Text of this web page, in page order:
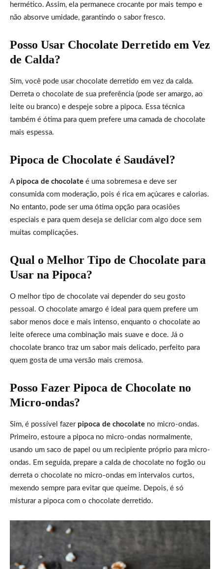
hermético. Assim, ela permanece crocante por mais tempo e
não absorve umidade, garantindo o sabor fresco.
Posso Usar Chocolate Derretido em Vez
de Calda?
Sim, você pode usar chocolate derretido em vez da calda.
Derreta o chocolate de sua preferência (pode ser amargo, ao
leite ou branco) e despeje sobre a pipoca. Essa técnica
também é ótima para quem prefere uma camada de chocolate
mais espessa.
Pipoca de Chocolate é Saudável?
A pipoca de chocolate é uma sobremesa e deve ser
consumida com moderação, pois é rica em açúcares e calorias.
No entanto, pode ser uma ótima opção para ocasiões
especiais e para quem deseja se deliciar com algo doce sem
muitas complicações.
Qual o Melhor Tipo de Chocolate para
Usar na Pipoca?
O melhor tipo de chocolate vai depender do seu gosto
pessoal. O chocolate amargo é ideal para quem prefere um
sabor menos doce e mais intenso, enquanto o chocolate ao
leite oferece uma combinação mais suave e doce. Já o
chocolate branco traz um sabor mais delicado, perfeito para
quem gosta de uma versão mais cremosa.
Posso Fazer Pipoca de Chocolate no
Micro-ondas?
Sim, é possível fazer pipoca de chocolate no micro-ondas.
Primeiro, estoure a pipoca no micro-ondas normalmente,
usando um saco de papel ou um recipiente próprio para micro-
ondas. Em seguida, prepare a calda de chocolate no fogão ou
derreta o chocolate no micro-ondas em intervalos curtos,
mexendo sempre para evitar que queime. Depois, é só
misturar a pipoca com o chocolate derretido.